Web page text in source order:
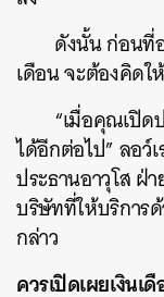
ดังนั้น ก่อนที่
เดือน จะต้องคิดใ
“เมื่อคุณเปิด
ได้อีกต่อไป” ลอว์
ประธานอาวุโส ฝ่
บริษัทที่ให้บริการ
กล่าว
ควรเปิดเผยเงินเ